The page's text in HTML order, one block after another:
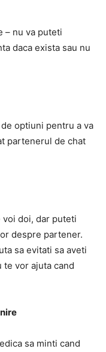
– nu va puteti
daca exista sau nu
optiuni pentru a va
partenerul de chat
doi, dar puteti
despre partener.
sa evitati sa aveti
vor ajuta cand
sa minti cand